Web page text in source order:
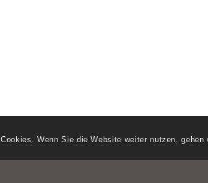
Wenn Sie die Website weiter nutzen, gehen